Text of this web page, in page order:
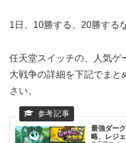
1日、10勝する、20勝する
任天堂スイッチの、人気ゲ
大戦争の詳細を下記でまと
さい。
最強ダー
略、レジ